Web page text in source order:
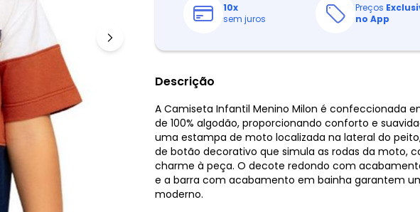
10x
sem juros
Preços
no App
Descrição
A Camiseta Infantil Menino Milon é confeccionada
de 100% algodão, proporcionando conforto e
uma estampa de moto localizada na lateral do
de botão decorativo que simula as rodas da moto,
charme à peça. O decote redondo com
e a barra com acabamento em bainha garantem
moderno.